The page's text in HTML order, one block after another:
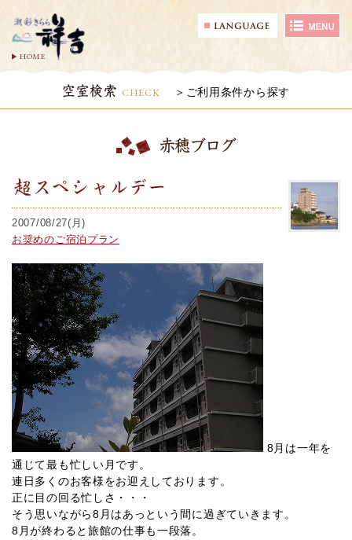
HOME
空室検索 CHECK ご利用条件から探す
赤穂ブログ
超スペシャルデー
2007/08/27(月)
お奨めのご宿泊プラン
8月は一年を
通じて最も忙しい月です。
連日多くのお客様をお迎えしております。
正に目の回る忙しさ・・・
そう思いながら8月はあっという間に過ぎていきます。
8月が終わると旅館の仕事も一段落。